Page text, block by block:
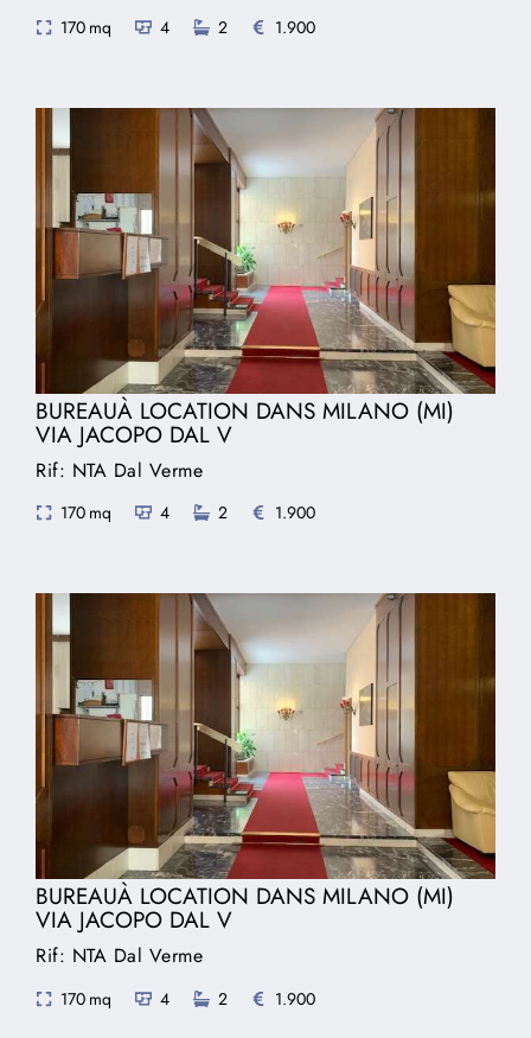
170 mq 4 2 1.900
BUREAUÀ LOCATION DANS MILANO (MI)
VIA JACOPO DAL V
Rif: NTA Dal Verme
170 mq 4 2 1.900
BUREAUÀ LOCATION DANS MILANO (MI)
VIA JACOPO DAL V
Rif: NTA Dal Verme
170 mq 4 2 1.900